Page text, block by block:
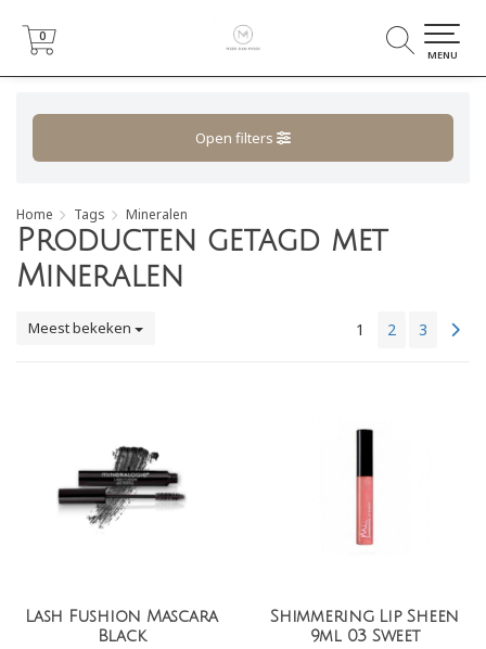
0
0
MENU
Open filters
Home Tags Mineralen
Producten getagd met
Mineralen
Meest bekeken 1 2 3
Lash Fushion Mascara
Black
Shimmering Lip Sheen
9ml 03 Sweet